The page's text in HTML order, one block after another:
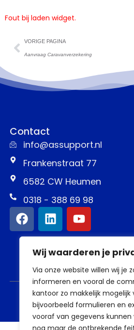
Wij waarderen je
Via onze website willen wij je
informeren en vooral de
kantoor zo makkelijk mogelijk
bijvoorbeeld formulieren en
vooraf van gegevens kunnen
nog maar de ontbrekende
Fout bij laden widget.
VORIGE PAGINA
Aanvraag Caravanverzekering
Contact
info@assupport.nl
Frankenstraat 77
6582 CW Heumen
0318 - 388 69 98